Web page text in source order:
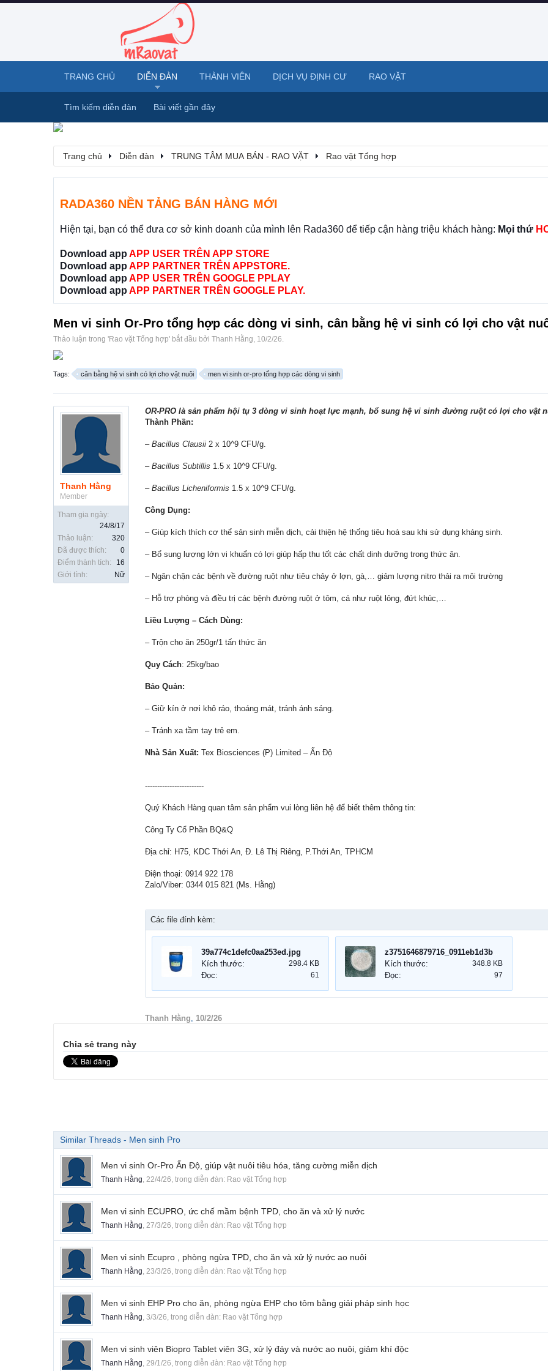
Trang chủ Diễn đàn TRUNG TÂM MUA BÁN - RAO VẶT Rao vặt Tổng hợp
RADA360 NỀN TẢNG BÁN HÀNG MỚI
Hiện tại, bạn có thể đưa cơ sở kinh doanh của mình lên Rada360 để tiếp cận hàng triệu khách hàng: Mọi thứ
Download app APP USER TRÊN APP STORE
Download app APP PARTNER TRÊN APPSTORE.
Download app APP USER TRÊN GOOGLE PPLAY
Download app APP PARTNER TRÊN GOOGLE PLAY.
Men vi sinh Or-Pro tổng hợp các dòng vi sinh, cân bằng hệ vi sinh có lợi cho vật
Thảo luận trong 'Rao vặt Tổng hợp' bắt đầu bởi Thanh Hằng, 10/2/26.
Tags: cân bằng hệ vi sinh có lợi cho vật nuôi men vi sinh or-pro tổng hợp các dòng vi sinh
Thanh Hằng
Member
Tham gia ngày:
24/8/17
Thảo luận:
320
Đã được thích:
0
Điểm thành tích:
16
Giới tính:
Nữ
OR-PRO là sản phẩm hội tụ 3 dòng vi sinh hoạt lực mạnh, bổ sung hệ vi sinh đường ruột có lợi cho vật
Thành Phần:
– Bacillus Clausii 2 x 10^9 CFU/g.
– Bacillus Subtillis 1.5 x 10^9 CFU/g.
– Bacillus Licheniformis 1.5 x 10^9 CFU/g.
Công Dụng:
– Giúp kích thích cơ thể sản sinh miễn dịch, cải thiện hệ thống tiêu hoá sau khi sử dụng kháng sinh.
– Bổ sung lượng lớn vi khuẩn có lợi giúp hấp thu tốt các chất dinh dưỡng trong thức ăn.
– Ngăn chặn các bệnh về đường ruột như tiêu chảy ở lợn, gà,… giảm lượng nitro thải ra môi trường
– Hỗ trợ phòng và điều trị các bệnh đường ruột ở tôm, cá như ruột lỏng, đứt khúc,…
Liều Lượng – Cách Dùng:
– Trộn cho ăn 250gr/1 tấn thức ăn
Quy Cách: 25kg/bao
Bảo Quản:
– Giữ kín ở nơi khô ráo, thoáng mát, tránh ánh sáng.
– Tránh xa tầm tay trẻ em.
Nhà Sản Xuất: Tex Biosciences (P) Limited – Ấn Độ
------------------------
Quý Khách Hàng quan tâm sản phẩm vui lòng liên hệ để biết thêm thông tin:
Công Ty Cổ Phần BQ&Q
Địa chỉ: H75, KDC Thới An, Đ. Lê Thị Riêng, P.Thới An, TPHCM
Điện thoại: 0914 922 178
Zalo/Viber: 0344 015 821 (Ms. Hằng)
Các file đính kèm:
39a774c1defc0aa253ed.jpg
Kích thước:
298.4 KB
Đọc: 61
Kích thước: 348.8 KB
Đọc: 97
Thanh Hằng, 10/2/26
Chia sẻ trang này
Similar Threads - Men sinh Pro
Men vi sinh Or-Pro Ấn Độ, giúp vật nuôi tiêu hóa, tăng cường miễn dịch
Thanh Hằng, 22/4/26, trong diễn đàn: Rao vặt Tổng hợp
Men vi sinh ECUPRO, ức chế mầm bệnh TPD, cho ăn và xử lý nước
Thanh Hằng, 27/3/26, trong diễn đàn: Rao vặt Tổng hợp
Men vi sinh Ecupro , phòng ngừa TPD, cho ăn và xử lý nước ao nuôi
Thanh Hằng, 23/3/26, trong diễn đàn: Rao vặt Tổng hợp
Men vi sinh EHP Pro cho ăn, phòng ngừa EHP cho tôm bằng giải pháp sinh học
Thanh Hằng, 3/3/26, trong diễn đàn: Rao vặt Tổng hợp
Men vi sinh viên Biopro Tablet viên 3G, xử lý đáy và nước ao nuôi, giảm khí độc
Thanh Hằng, 29/1/26, trong diễn đàn: Rao vặt Tổng hợp
TRANG CHỦ DIỄN ĐÀN
Tìm kiếm diễn đàn Bài viết gần đây
THÀNH VIÊN DỊCH VỤ ĐỊNH CƯ RAO VẶT